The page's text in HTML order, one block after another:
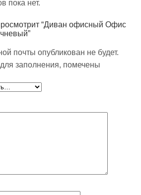
пока нет.
“Диван офисный Офис
почты опубликован не будет.
заполнения, помечены